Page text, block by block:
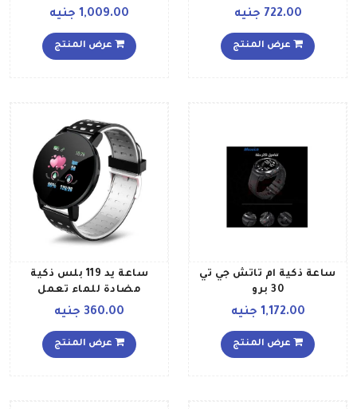
722.00 جنيه
عرض المنتج
دوار بمقاس 44 مم أبيض
1,009.00 جنيه
عرض المنتج
ساعة ذكية ام تاتش جي تي
30 برو
1,172.00 جنيه
عرض المنتج
ساعة يد 119 بلس ذكية
مضادة للماء تعمل
بالبلوتوث أسودرمادي
360.00 جنيه
عرض المنتج